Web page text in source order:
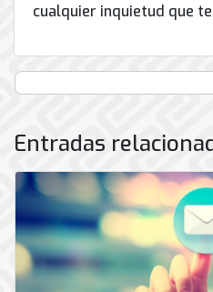
cualquier inquietud que
Entradas